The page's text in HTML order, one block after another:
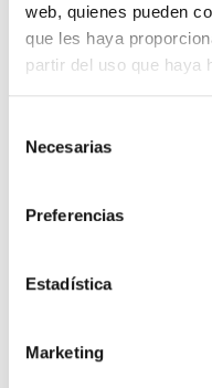
web, quienes pueden
que les haya
partir del uso que haya
Necesarias
Preferencias
Estadística
Marketing
Nuevos avances en
la Industria celebrado
FEAF y AFM
fundición
NOTICIAS RECIENTES